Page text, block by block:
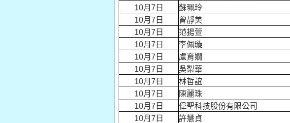
10月7日
蘇珮玲
10月7日
曾靜美
10月7日
范揚萱
10月7日
李佩璇
10月7日
盧育嫺
10月7日
吳梨華
10月7日
林哲誼
10月7日
陳麗珠
10月7日
偉聖科技股份有限公司
10月7日
許慧貞